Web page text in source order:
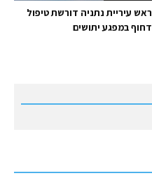
ראש עיריית נתניה דורשת טיפול
דחוף במפגע יתושים